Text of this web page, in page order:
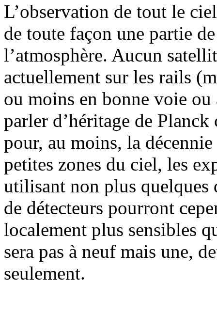
L’observation de tout le
de toute façon une partie
l’atmosphère. Aucun
actuellement sur les rails
ou moins en bonne voie
parler d’héritage de Planck
pour, au moins, la
petites zones du ciel, les
utilisant non plus quelques
de détecteurs pourront
localement plus sensibles
sera pas à neuf mais une,
seulement.